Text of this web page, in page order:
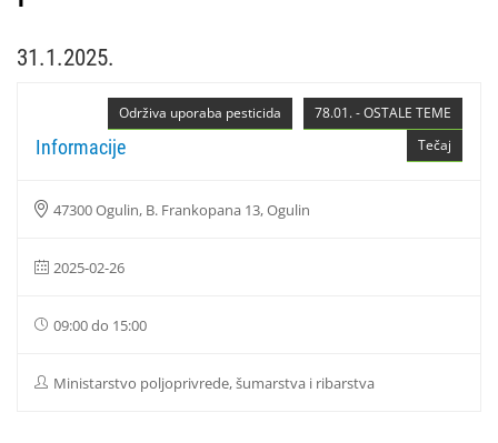
31.1.2025.
78.01. - OSTALE TEME
Održiva uporaba pesticida
Tečaj
Informacije
47300 Ogulin, B. Frankopana 13, Ogulin
2025-02-26
09:00 do 15:00
Ministarstvo poljoprivrede, šumarstva i ribarstva